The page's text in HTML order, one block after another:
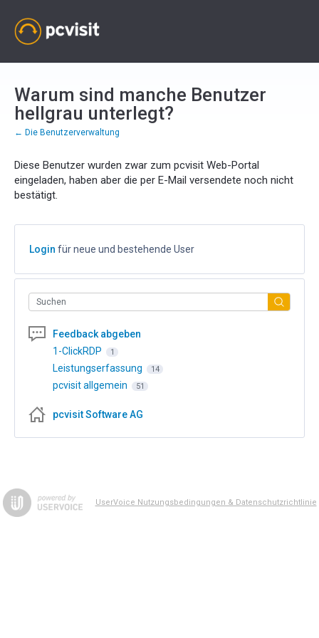
Warum sind manche Benutzer
hellgrau unterlegt?
← Die Benutzerverwaltung
Diese Benutzer wurden zwar zum pcvisit Web-Portal
eingeladen, haben aber die per E-Mail versendete noch nicht
bestätigt.
Login für neue und bestehende User
Suchen
Feedback abgeben
1-ClickRDP
1
Leistungserfassung 14
pcvisit allgemein 51
pcvisit Software AG
UserVoice Nutzungsbedingungen & Datenschutzrichtlinie